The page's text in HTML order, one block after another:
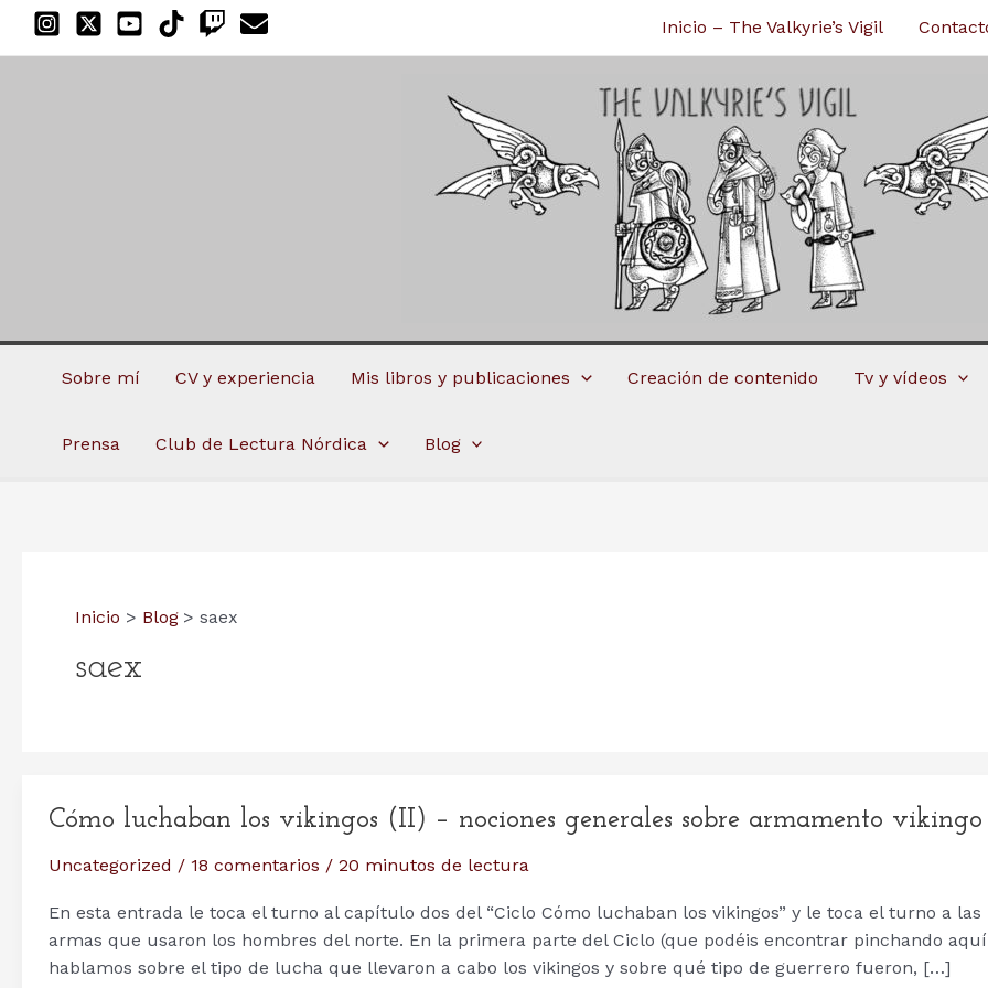
Inicio – The Valkyrie’s Vigil
Sobre mí CV y experiencia Mis libros y publicaciones Creación de contenido Tv y vídeos
Prensa Club de Lectura Nórdica Blog
Inicio Blog saex
saex
Cómo luchaban los vikingos (II) – nociones generales sobre armamento vikingo
Uncategorized / 18 comentarios / 20 minutos de lectura
En esta entrada le toca el turno al capítulo dos del “Ciclo Cómo luchaban los vikingos” y le toca el turno a las
armas que usaron los hombres del norte. En la primera parte del Ciclo (que podéis encontrar pinchando
hablamos sobre el tipo de lucha que llevaron a cabo los vikingos y sobre qué tipo de guerrero fueron, […]